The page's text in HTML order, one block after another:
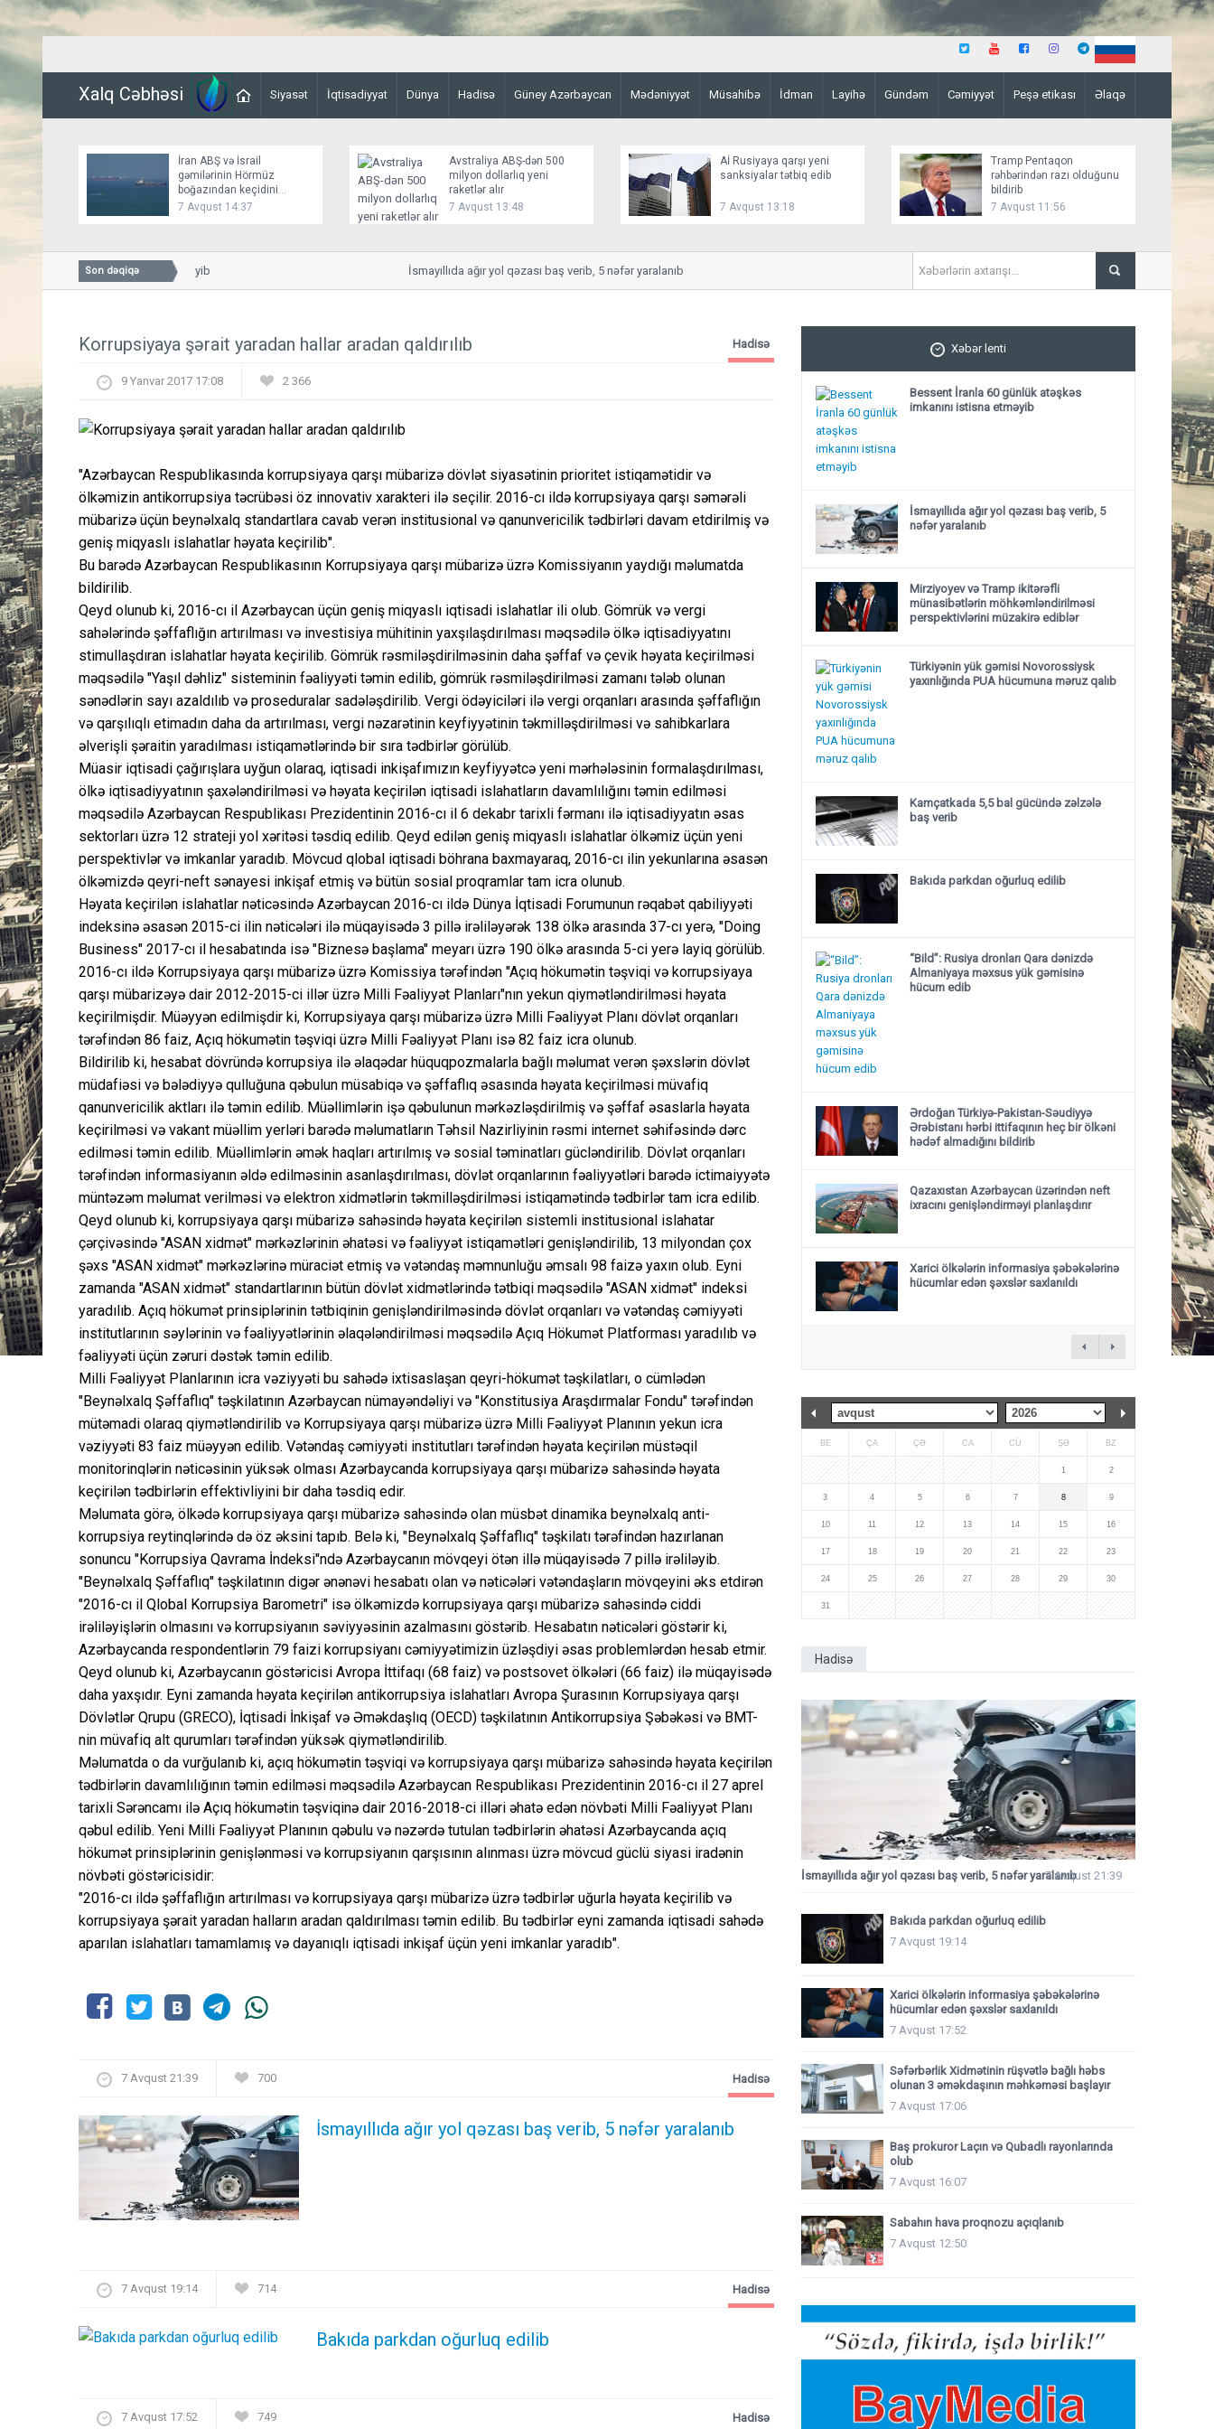
Xalq Cəbhəsi Siyasət İqtisadiyyat Dünya Hadisə Güney Azərbaycan Mədəniyyət Müsahibə İdman Layihə Gündəm Cəmiyyət Peşə etikası Əlaqə
İran ABŞ və İsrail
gəmilərinin Hörmüz
boğazından keçidini
bağlayır
7 Avqust 14:37
Avstraliya ABŞ-dən 500
milyon dollarlıq yeni
raketlər alır
7 Avqust 13:48
Aİ Rusiyaya qarşı yeni
sanksiyalar tətbiq edib
7 Avqust 13:18
Tramp Pentaqon
rəhbərindən razı olduğunu
bildirib
7 Avqust 11:56
Son dəqiqə
atəşkəs imkanını istisna etməyib İsmayıllıda ağır yol qəzası baş verib, 5 nəfər yaralanıb
Mirziyoyev və Tramp ikitərəfli münasibətlərin
ediblər
Korrupsiyaya şərait yaradan hallar aradan qaldırılıb Hadisə
9 Yanvar 2017 17:08 2 366
"Azərbaycan Respublikasında korrupsiyaya qarşı mübarizə dövlət siyasətinin prioritet istiqamətidir və
ölkəmizin antikorrupsiya təcrübəsi öz innovativ xarakteri ilə seçilir. 2016-cı ildə korrupsiyaya qarşı səmərəli
mübarizə üçün beynəlxalq standartlara cavab verən institusional və qanunvericilik tədbirləri davam etdirilmiş və
geniş miqyaslı islahatlar həyata keçirilib".
Bu barədə Azərbaycan Respublikasının Korrupsiyaya qarşı mübarizə üzrə Komissiyanın yaydığı məlumatda
bildirilib.
Qeyd olunub ki, 2016-cı il Azərbaycan üçün geniş miqyaslı iqtisadi islahatlar ili olub. Gömrük və vergi
sahələrində şəffaflığın artırılması və investisiya mühitinin yaxşılaşdırılması məqsədilə ölkə iqtisadiyyatını
stimullaşdıran islahatlar həyata keçirilib. Gömrük rəsmiləşdirilməsinin daha şəffaf və çevik həyata keçirilməsi
məqsədilə "Yaşıl dəhliz" sisteminin fəaliyyəti təmin edilib, gömrük rəsmiləşdirilməsi zamanı tələb olunan
sənədlərin sayı azaldılıb və proseduralar sadələşdirilib. Vergi ödəyiciləri ilə vergi orqanları arasında şəffaflığın
və qarşılıqlı etimadın daha da artırılması, vergi nəzarətinin keyfiyyətinin təkmilləşdirilməsi və sahibkarlara
əlverişli şəraitin yaradılması istiqamətlərində bir sıra tədbirlər görülüb.
Müasir iqtisadi çağırışlara uyğun olaraq, iqtisadi inkişafımızın keyfiyyətcə yeni mərhələsinin formalaşdırılması,
ölkə iqtisadiyyatının şaxələndirilməsi və həyata keçirilən iqtisadi islahatların davamlılığını təmin edilməsi
məqsədilə Azərbaycan Respublikası Prezidentinin 2016-cı il 6 dekabr tarixli fərmanı ilə iqtisadiyyatın əsas
sektorları üzrə 12 strateji yol xəritəsi təsdiq edilib. Qeyd edilən geniş miqyaslı islahatlar ölkəmiz üçün yeni
perspektivlər və imkanlar yaradıb. Mövcud qlobal iqtisadi böhrana baxmayaraq, 2016-cı ilin yekunlarına əsasən
ölkəmizdə qeyri-neft sənayesi inkişaf etmiş və bütün sosial proqramlar tam icra olunub.
Həyata keçirilən islahatlar nəticəsində Azərbaycan 2016-cı ildə Dünya İqtisadi Forumunun rəqabət qabiliyyəti
indeksinə əsasən 2015-ci ilin nəticələri ilə müqayisədə 3 pillə irəliləyərək 138 ölkə arasında 37-cı yerə, "Doing
Business" 2017-cı il hesabatında isə "Biznesə başlama" meyarı üzrə 190 ölkə arasında 5-ci yerə layiq görülüb.
2016-cı ildə Korrupsiyaya qarşı mübarizə üzrə Komissiya tərəfindən "Açıq hökumətin təşviqi və korrupsiyaya
qarşı mübarizəyə dair 2012-2015-ci illər üzrə Milli Fəaliyyət Planları"nın yekun qiymətləndirilməsi həyata
keçirilmişdir. Müəyyən edilmişdir ki, Korrupsiyaya qarşı mübarizə üzrə Milli Fəaliyyət Planı dövlət orqanları
tərəfindən 86 faiz, Açıq hökumətin təşviqi üzrə Milli Fəaliyyət Planı isə 82 faiz icra olunub.
Bildirilib ki, hesabat dövründə korrupsiya ilə əlaqədar hüquqpozmalarla bağlı məlumat verən şəxslərin dövlət
müdafiəsi və bələdiyyə qulluğuna qəbulun müsabiqə və şəffaflıq əsasında həyata keçirilməsi müvafiq
qanunvericilik aktları ilə təmin edilib. Müəllimlərin işə qəbulunun mərkəzləşdirilmiş və şəffaf əsaslarla həyata
keçirilməsi və vakant müəllim yerləri barədə məlumatların Təhsil Nazirliyinin rəsmi internet səhifəsində dərc
edilməsi təmin edilib. Müəllimlərin əmək haqları artırılmış və sosial təminatları gücləndirilib. Dövlət orqanları
tərəfindən informasiyanın əldə edilməsinin asanlaşdırılması, dövlət orqanlarının fəaliyyətləri barədə ictimaiyyətə
müntəzəm məlumat verilməsi və elektron xidmətlərin təkmilləşdirilməsi istiqamətində tədbirlər tam icra edilib.
Qeyd olunub ki, korrupsiyaya qarşı mübarizə sahəsində həyata keçirilən sistemli institusional islahatar
çərçivəsində "ASAN xidmət" mərkəzlərinin əhatəsi və fəaliyyət istiqamətləri genişləndirilib, 13 milyondan çox
şəxs "ASAN xidmət" mərkəzlərinə müraciət etmiş və vətəndaş məmnunluğu əmsalı 98 faizə yaxın olub. Eyni
zamanda "ASAN xidmət" standartlarının bütün dövlət xidmətlərində tətbiqi məqsədilə "ASAN xidmət" indeksi
yaradılıb. Açıq hökumət prinsiplərinin tətbiqinin genişləndirilməsində dövlət orqanları və vətəndaş cəmiyyəti
institutlarının səylərinin və fəaliyyətlərinin əlaqələndirilməsi məqsədilə Açıq Hökumət Platforması yaradılıb və
fəaliyyəti üçün zəruri dəstək təmin edilib.
Milli Fəaliyyət Planlarının icra vəziyyəti bu sahədə ixtisaslaşan qeyri-hökumət təşkilatları, o cümlədən
"Beynəlxalq Şəffaflıq" təşkilatının Azərbaycan nümayəndəliyi və "Konstitusiya Araşdırmalar Fondu" tərəfindən
mütəmadi olaraq qiymətləndirilib və Korrupsiyaya qarşı mübarizə üzrə Milli Fəaliyyət Planının yekun icra
vəziyyəti 83 faiz müəyyən edilib. Vətəndaş cəmiyyəti institutları tərəfindən həyata keçirilən müstəqil
monitorinqlərin nəticəsinin yüksək olması Azərbaycanda korrupsiyaya qarşı mübarizə sahəsində həyata
keçirilən tədbirlərin effektivliyini bir daha təsdiq edir.
Məlumata görə, ölkədə korrupsiyaya qarşı mübarizə sahəsində olan müsbət dinamika beynəlxalq anti-
korrupsiya reytinqlərində də öz əksini tapıb. Belə ki, "Beynəlxalq Şəffaflıq" təşkilatı tərəfindən hazırlanan
sonuncu "Korrupsiya Qavrama İndeksi"ndə Azərbaycanın mövqeyi ötən illə müqayisədə 7 pillə irəliləyib.
"Beynəlxalq Şəffaflıq" təşkilatının digər ənənəvi hesabatı olan və nəticələri vətəndaşların mövqeyini əks etdirən
"2016-cı il Qlobal Korrupsiya Barometri" isə ölkəmizdə korrupsiyaya qarşı mübarizə sahəsində ciddi
irəliləyişlərin olmasını və korrupsiyanın səviyyəsinin azalmasını göstərib. Hesabatın nəticələri göstərir ki,
Azərbaycanda respondentlərin 79 faizi korrupsiyanı cəmiyyətimizin üzləşdiyi əsas problemlərdən hesab etmir.
Qeyd olunub ki, Azərbaycanın göstəricisi Avropa İttifaqı (68 faiz) və postsovet ölkələri (66 faiz) ilə müqayisədə
daha yaxşıdır. Eyni zamanda həyata keçirilən antikorrupsiya islahatları Avropa Şurasının Korrupsiyaya qarşı
Dövlətlər Qrupu (GRECO), İqtisadi İnkişaf və Əməkdaşlıq (OECD) təşkilatının Antikorrupsiya Şəbəkəsi və BMT-
nin müvafiq alt qurumları tərəfindən yüksək qiymətləndirilib.
Məlumatda o da vurğulanıb ki, açıq hökumətin təşviqi və korrupsiyaya qarşı mübarizə sahəsində həyata keçirilən
tədbirlərin davamlılığının təmin edilməsi məqsədilə Azərbaycan Respublikası Prezidentinin 2016-cı il 27 aprel
tarixli Sərəncamı ilə Açıq hökumətin təşviqinə dair 2016-2018-ci illəri əhatə edən növbəti Milli Fəaliyyət Planı
qəbul edilib. Yeni Milli Fəaliyyət Planının qəbulu və nəzərdə tutulan tədbirlərin əhatəsi Azərbaycanda açıq
hökumət prinsiplərinin genişlənməsi və korrupsiyanın qarşısının alınması üzrə mövcud güclü siyasi iradənin
növbəti göstəricisidir:
"2016-cı ildə şəffaflığın artırılması və korrupsiyaya qarşı mübarizə üzrə tədbirlər uğurla həyata keçirilib və
korrupsiyaya şərait yaradan halların aradan qaldırılması təmin edilib. Bu tədbirlər eyni zamanda iqtisadi sahədə
aparılan islahatları tamamlamış və dayanıqlı iqtisadi inkişaf üçün yeni imkanlar yaradıb".
7 Avqust 21:39 700
İsmayıllıda ağır yol qəzası baş verib, 5 nəfər yaralanıb
Hadisə
7 Avqust 19:14 714
Bakıda parkdan oğurluq edilib
Hadisə
7 Avqust 17:52 749 Hadisə
Xəbər lenti
Bessent İranla 60 günlük atəşkəs
imkanını istisna etməyib
İsmayıllıda ağır yol qəzası baş verib, 5
nəfər yaralanıb
Mirziyoyev və Tramp ikitərəfli
münasibətlərin möhkəmləndirilməsi
perspektivlərini müzakirə ediblər
Türkiyənin yük gəmisi Novorossiysk
yaxınlığında PUA hücumuna məruz qalıb
Kamçatkada 5,5 bal gücündə zəlzələ
baş verib
Bakıda parkdan oğurluq edilib
“Bild”: Rusiya dronları Qara dənizdə
Almaniyaya məxsus yük gəmisinə
hücum edib
Ərdoğan Türkiyə-Pakistan-Səudiyyə
Ərəbistanı hərbi ittifaqının heç bir ölkəni
hədəf almadığını bildirib
Qazaxıstan Azərbaycan üzərindən neft
ixracını genişləndirməyi planlaşdırır
Xarici ölkələrin informasiya şəbəkələrinə
hücumlar edən şəxslər saxlanıldı
BE ÇA ÇƏ CA CÜ ŞƏ BZ
1 2
3 4 5 6 7 8 9
10 11 12 13 14 15 16
17 18 19 20 21 22 23
24 25 26 27 28 29 30
31
Hadisə
İsmayıllıda ağır yol qəzası baş verib, 5 nəfər yaralanıb7 Avqust 21:39
Bakıda parkdan oğurluq edilib
7 Avqust 19:14
Xarici ölkələrin informasiya şəbəkələrinə
hücumlar edən şəxslər saxlanıldı
7 Avqust 17:52
Səfərbərlik Xidmətinin rüşvətlə bağlı həbs
olunan 3 əməkdaşının məhkəməsi başlayır
7 Avqust 17:06
Baş prokuror Laçın və Qubadlı rayonlarında
olub
7 Avqust 16:07
Sabahın hava proqnozu açıqlanıb
7 Avqust 12:50